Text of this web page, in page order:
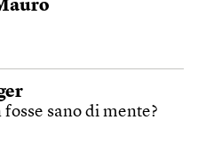
sano di mente?